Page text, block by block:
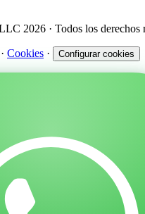
2026 · Todos los derechos
· Cookies · Configurar cookies